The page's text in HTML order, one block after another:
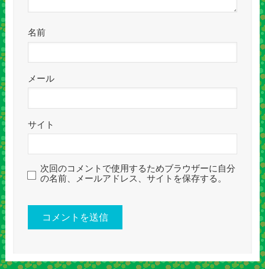
名前
メール
サイト
次回のコメントで使用するためブラウザーに自分
の名前、メールアドレス、サイトを保存する。